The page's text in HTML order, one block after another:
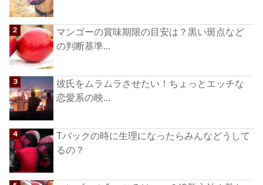
マンゴーの賞味期限の目安は？黒い斑点など
の判断基準...
彼氏をムラムラさせたい！ちょっとエッチな
恋愛系の映...
Tバックの時に生理になったらみんなどうして
るの？